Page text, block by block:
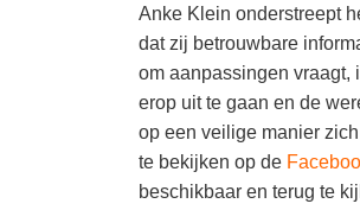
Anke Klein onderstreept
dat zij betrouwbare
om aanpassingen vraagt,
erop uit te gaan en de
op een veilige manier
te bekijken op de
beschikbaar en terug te